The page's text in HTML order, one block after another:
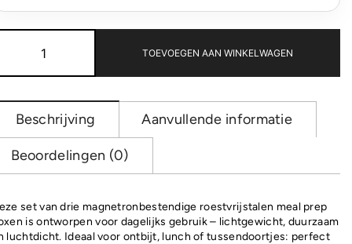
Mealprep
stuks
Klein,
Middel,
Groot
aantal
TOEVOEGEN AAN WINKELWAGEN
Beschrijving Aanvullende informatie
Beoordelingen (0)
set van drie magnetronbestendige roestvrijstalen meal prep
is ontworpen voor dagelijks gebruik – lichtgewicht, duurzaam
luchtdicht. Ideaal voor ontbijt, lunch of tussendoortjes: perfect